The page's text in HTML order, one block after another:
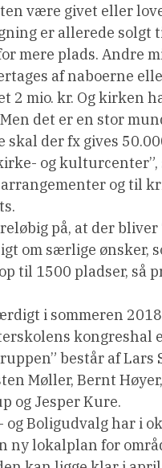
være givet eller
er allerede solgt
mere plads. Andre
af naboerne
2 mio. kr. Og kirken
det er en stor
der fx gives
og
og til
på, at der
om særlige ønsker,
til 1500 pladser, så
i sommeren
kongreshal
består af
Møller, Bernt
og Jesper Kure.
og Boligudvalg har i
ny lokalplan for